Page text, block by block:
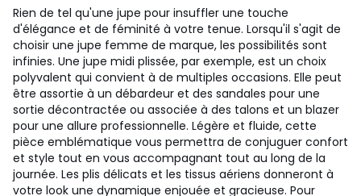
Rien de tel qu'une jupe pour insuffler une touche
d'élégance et de féminité à votre tenue. Lorsqu'il s'agit de
choisir une jupe femme de marque, les possibilités sont
infinies. Une jupe midi plissée, par exemple, est un choix
polyvalent qui convient à de multiples occasions. Elle peut
être assortie à un débardeur et des sandales pour une
sortie décontractée ou associée à des talons et un blazer
pour une allure professionnelle. Légère et fluide, cette
pièce emblématique vous permettra de conjuguer confort
et style tout en vous accompagnant tout au long de la
journée. Les plis délicats et les tissus aériens donneront à
votre look une dynamique enjouée et gracieuse. Pour